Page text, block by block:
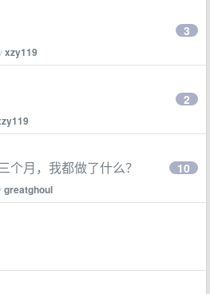
xzy119
3
2
个月，我都做了什么？
greatghoul
10